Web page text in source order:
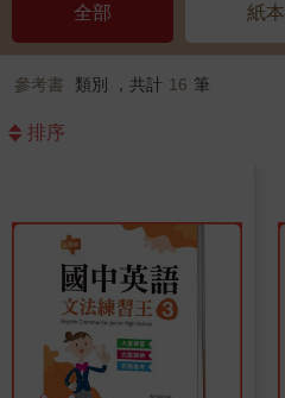
全部 紙本
參考書 類別 ，共計 16 筆
排序